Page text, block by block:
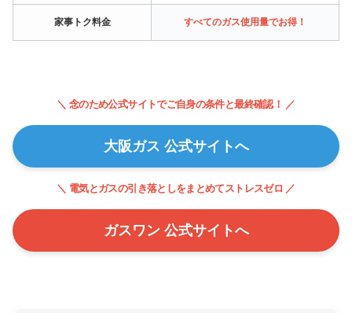
家事トク料金 すべてのガス使用量でお得！
＼ 念のため公式サイトでご自身の条件と最終確認！ ／
大阪ガス 公式サイトへ
＼ 電気とガスの引き落としをまとめてストレスゼロ ／
ガスワン 公式サイトへ